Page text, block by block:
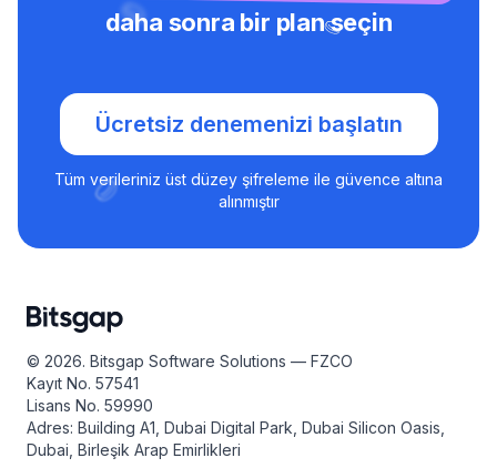
daha sonra bir plan seçin
Ücretsiz denemenizi başlatın
Tüm verileriniz üst düzey şifreleme ile güvence altına
alınmıştır
© 2026. Bitsgap Software Solutions — FZCO
Kayıt No. 57541
Lisans No. 59990
Adres: Building A1, Dubai Digital Park, Dubai Silicon Oasis,
Dubai, Birleşik Arap Emirlikleri